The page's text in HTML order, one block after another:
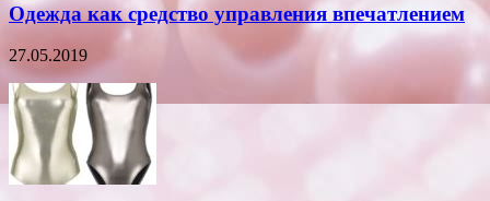
Одежда как средство управления впечатлением
27.05.2019